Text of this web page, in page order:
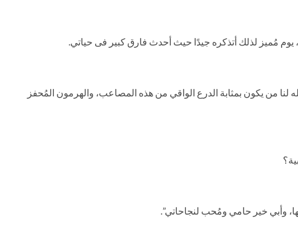
لنا من يكون بمثابة الدرع الواقي من هذه المصاعب، والهرمون المُحفز
وأبي خير حامي ومُحب لنجاحاتي”.